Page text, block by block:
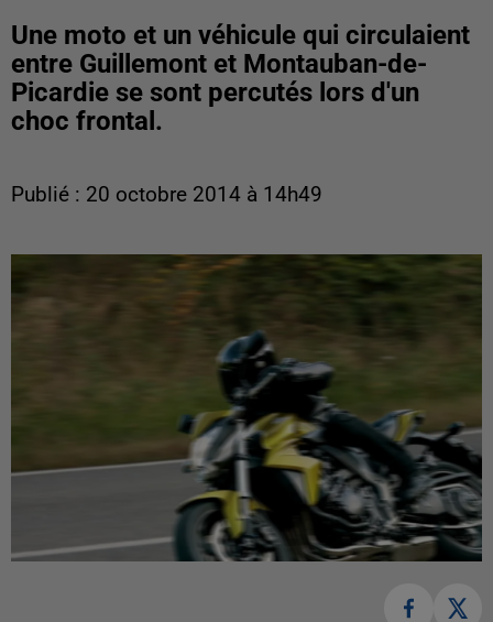
Une moto et un véhicule qui circulaient
entre Guillemont et Montauban-de-
Picardie se sont percutés lors d'un
choc frontal.
Publié : 20 octobre 2014 à 14h49